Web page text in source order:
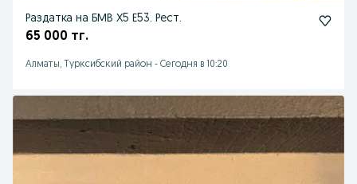
Раздатка на БМВ Х5 Е53. Рест.
65 000 тг.
Алматы, Турксибский район - Сегодня в 10:20